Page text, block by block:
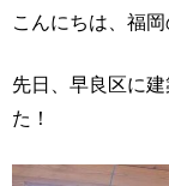
こんにちは、福
先日、早良区に
た！